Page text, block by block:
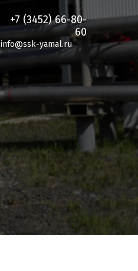
+7 (3452) 66-80-
60
info@ssk-yamal.ru